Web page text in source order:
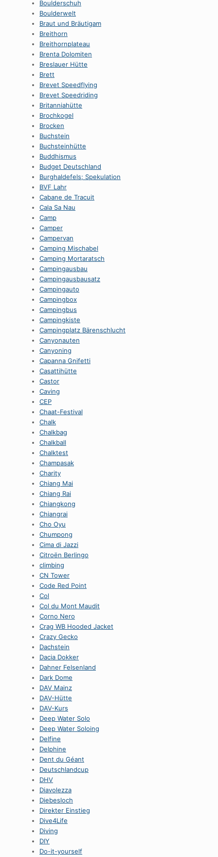
Boulderschuh
Boulderwelt
Braut und Bräutigam
Breithorn
Breithornplateau
Brenta Dolomiten
Breslauer Hütte
Brett
Brevet Speedflying
Brevet Speedriding
Britanniahütte
Brochkogel
Brocken
Buchstein
Buchsteinhütte
Buddhismus
Budget Deutschland
Burghaldefels; Spekulation
BVF Lahr
Cabane de Tracuit
Cala Sa Nau
Camp
Camper
Campervan
Camping Mischabel
Camping Mortaratsch
Campingausbau
Campingausbausatz
Campingauto
Campingbox
Campingbus
Campingkiste
Campingplatz Bärenschlucht
Canyonauten
Canyoning
Capanna Gnifetti
Casattihütte
Castor
Caving
CEP
Chaat-Festival
Chalk
Chalkbag
Chalkball
Chalktest
Champasak
Charity
Chiang Mai
Chiang Rai
Chiangkong
Chiangrai
Cho Oyu
Chumpong
Cima di Jazzi
Citroën Berlingo
climbing
CN Tower
Code Red Point
Col
Col du Mont Maudit
Corno Nero
Crag WB Hooded Jacket
Crazy Gecko
Dachstein
Dacia Dokker
Dahner Felsenland
Dark Dome
DAV Mainz
DAV-Hütte
DAV-Kurs
Deep Water Solo
Deep Water Soloing
Delfine
Delphine
Dent du Géant
Deutschlandcup
DHV
Diavolezza
Diebesloch
Direkter Einstieg
Dive4Life
Diving
DIY
Do-it-yourself